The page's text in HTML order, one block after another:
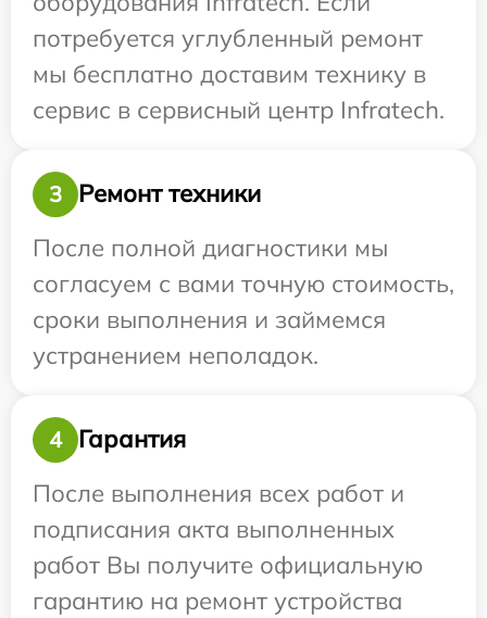
потребуется углубленный ремонт
мы бесплатно доставим технику в
сервис в сервисный центр Infratech.
3
Ремонт техники
После полной диагностики мы
согласуем с вами точную стоимость,
сроки выполнения и займемся
устранением неполадок.
4
Гарантия
После выполнения всех работ и
подписания акта выполненных
работ Вы получите официальную
гарантию на ремонт устройства